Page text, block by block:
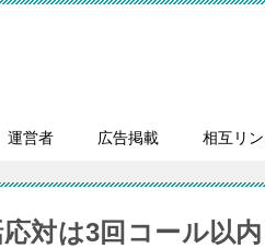
運営者 広告掲載 相互リン
応対は3回コール以